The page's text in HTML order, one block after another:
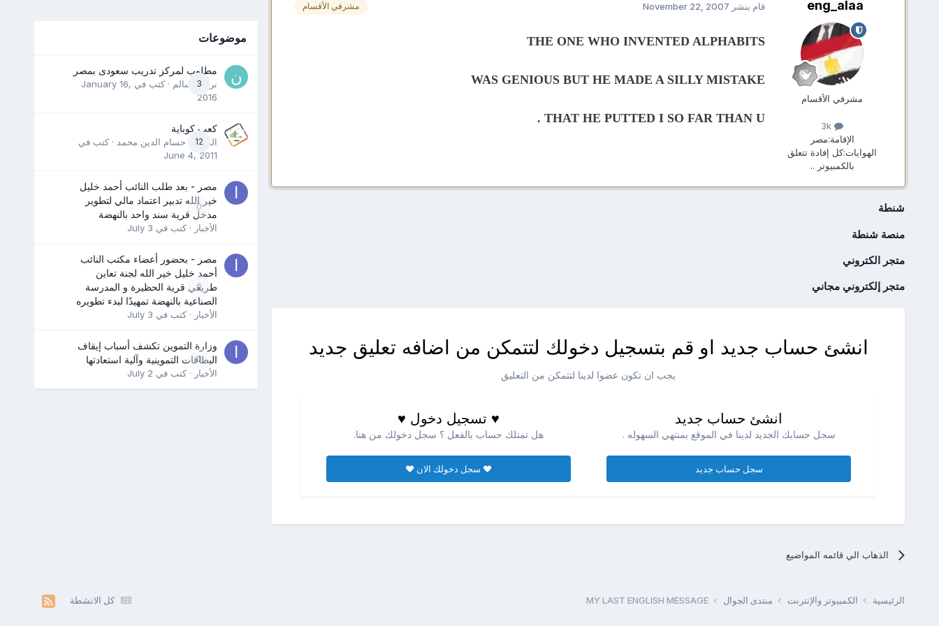
eng_alaa
مشرفي الأقسام
3k
الإقامة:مصر
الهوايات:كل إفادة تتعلق
بالكمبيوتر ..
مشرفي الأقسام قام بنشر November 22, 2007
THE ONE WHO INVENTED ALPHABITS
WAS GENIOUS BUT HE MADE A SILLY MISTAKE
THAT HE PUTTED I SO FAR THAN U .
شنطة
منصة شنطة
متجر الكتروني
متجر إلكتروني مجاني
انشئ حساب جديد او قم بتسجيل دخولك لتتمكن من اضافه تعليق جديد
يجب ان تكون عضوا لدينا لتتمكن من التعليق
انشئ حساب جديد
سجل حسابك الجديد لدينا في الموقع بمنتهي السهوله .
سجل حساب جديد
♥ تسجيل دخول ♥
هل تمتلك حساب بالفعل ؟ سجل دخولك من هنا.
♥ سجل دخولك الان ♥
الذهاب الي قائمه المواضيع
موضوعات
3
مطلوب لمركز تدريب سعودى بمصر
نرمين سالم · كتب في January 16,
2016
12
كعب كوباية
المدرب حسام الدين محمد · كتب في
June 4, 2011
0
مصر - بعد طلب النائب أحمد خليل
خير الله تدبير اعتماد مالي لتطوير
مدخل قرية سند واحد بالنهضة
الأخبار · كتب في July 3
0
مصر - بحضور أعضاء مكتب النائب
أحمد خليل خير الله لجنة تعاين
طريقي قرية الحظيرة و المدرسة
الصناعية بالنهضة تمهيدًا لبدء تطويره
الأخبار · كتب في July 3
0
وزارة التموين تكشف أسباب إيقاف
البطاقات التموينية وآلية استعادتها
الأخبار · كتب في July 2
كل الانشطة الرئيسية الكمبيوتر والإنترنت منتدى الجوال MY LAST ENGLISH MESSAGE